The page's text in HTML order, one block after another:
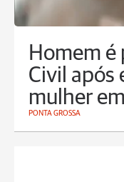
Homem é
Civil após
mulher
PONTA GROSSA